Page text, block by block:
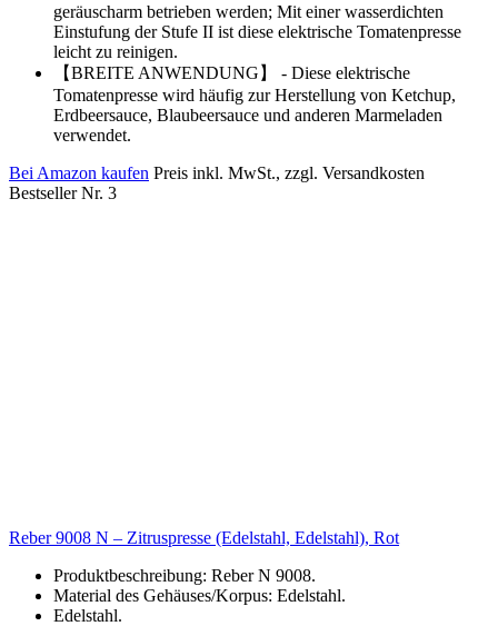
geräuscharm betrieben werden; Mit einer wasserdichten
Einstufung der Stufe II ist diese elektrische Tomatenpresse
leicht zu reinigen.
【BREITE ANWENDUNG】 - Diese elektrische
Tomatenpresse wird häufig zur Herstellung von Ketchup,
Erdbeersauce, Blaubeersauce und anderen Marmeladen
verwendet.
Bei Amazon kaufen Preis inkl. MwSt., zzgl. Versandkosten
Bestseller Nr. 3
Reber 9008 N – Zitruspresse (Edelstahl, Edelstahl), Rot
Produktbeschreibung: Reber N 9008.
Material des Gehäuses/Korpus: Edelstahl.
Edelstahl.